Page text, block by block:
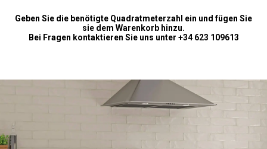
Geben Sie die benötigte Quadratmeterzahl ein und fügen Sie
sie dem Warenkorb hinzu.
Bei Fragen kontaktieren Sie uns unter +34 623 109613